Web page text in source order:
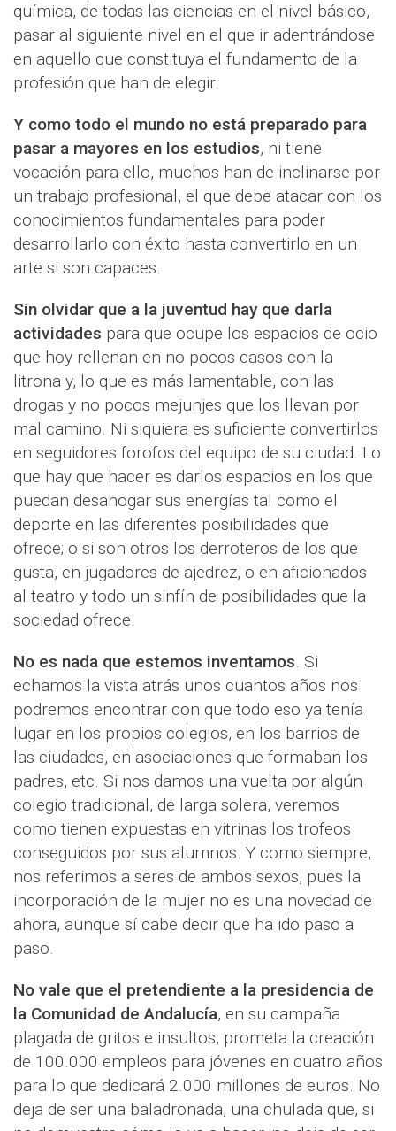
química, de todas las ciencias en el nivel básico,
pasar al siguiente nivel en el que ir adentrándose
en aquello que constituya el fundamento de la
profesión que han de elegir.
Y como todo el mundo no está preparado para
pasar a mayores en los estudios, ni tiene
vocación para ello, muchos han de inclinarse por
un trabajo profesional, el que debe atacar con los
conocimientos fundamentales para poder
desarrollarlo con éxito hasta convertirlo en un
arte si son capaces.
Sin olvidar que a la juventud hay que darla
actividades para que ocupe los espacios de ocio
que hoy rellenan en no pocos casos con la
litrona y, lo que es más lamentable, con las
drogas y no pocos mejunjes que los llevan por
mal camino. Ni siquiera es suficiente convertirlos
en seguidores forofos del equipo de su ciudad. Lo
que hay que hacer es darlos espacios en los que
puedan desahogar sus energías tal como el
deporte en las diferentes posibilidades que
ofrece; o si son otros los derroteros de los que
gusta, en jugadores de ajedrez, o en aficionados
al teatro y todo un sinfín de posibilidades que la
sociedad ofrece.
No es nada que estemos inventamos. Si
echamos la vista atrás unos cuantos años nos
podremos encontrar con que todo eso ya tenía
lugar en los propios colegios, en los barrios de
las ciudades, en asociaciones que formaban los
padres, etc. Si nos damos una vuelta por algún
colegio tradicional, de larga solera, veremos
como tienen expuestas en vitrinas los trofeos
conseguidos por sus alumnos. Y como siempre,
nos referimos a seres de ambos sexos, pues la
incorporación de la mujer no es una novedad de
ahora, aunque sí cabe decir que ha ido paso a
paso.
No vale que el pretendiente a la presidencia de
la Comunidad de Andalucía, en su campaña
plagada de gritos e insultos, prometa la creación
de 100.000 empleos para jóvenes en cuatro años
para lo que dedicará 2.000 millones de euros. No
deja de ser una baladronada, una chulada que, si